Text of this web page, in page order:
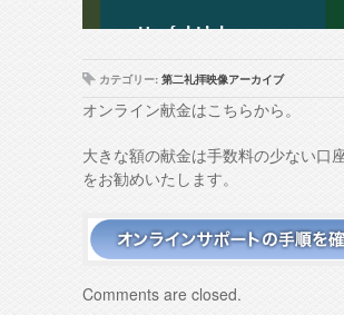
カテゴリー: 第二礼拝映像アーカイブ
オンライン献金はこちらから。
大きな額の献金は手数料の少ない口
をお勧めいたします。
Comments are closed.